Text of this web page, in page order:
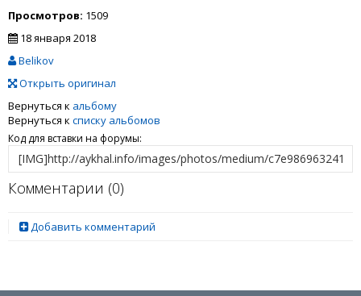
Просмотров: 1509
18 января 2018
Belikov
Открыть оригинал
Вернуться к альбому
Вернуться к списку альбомов
Код для вставки на форумы:
Комментарии (0)
Добавить комментарий